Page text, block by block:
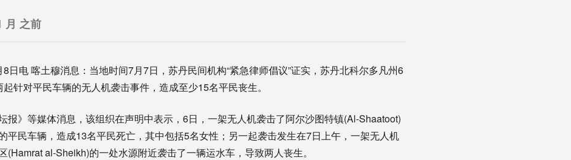
月 之前
电 喀土穆消息：当地时间7月7日，苏丹民间机构“紧急律师倡议”证实，苏丹北科尔多凡州6
针对平民车辆的无人机袭击事件，造成至少15名平民丧生。
》等媒体消息，该组织在声明中表示，6日，一架无人机袭击了阿尔沙图特镇(Al-Shaatoot)
平民车辆，造成13名平民死亡，其中包括5名女性；另一起袭击发生在7日上午，一架无人机
(Hamrat al-Sheikh)的一处水源附近袭击了一辆运水车，导致两人丧生。